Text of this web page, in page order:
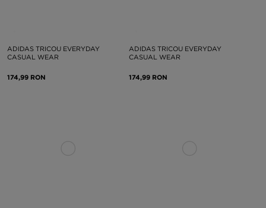
ADIDAS TRICOU EVERYDAY
CASUAL WEAR
174,99 RON
ADIDAS TRICOU EVERYDAY
CASUAL WEAR
174,99 RON